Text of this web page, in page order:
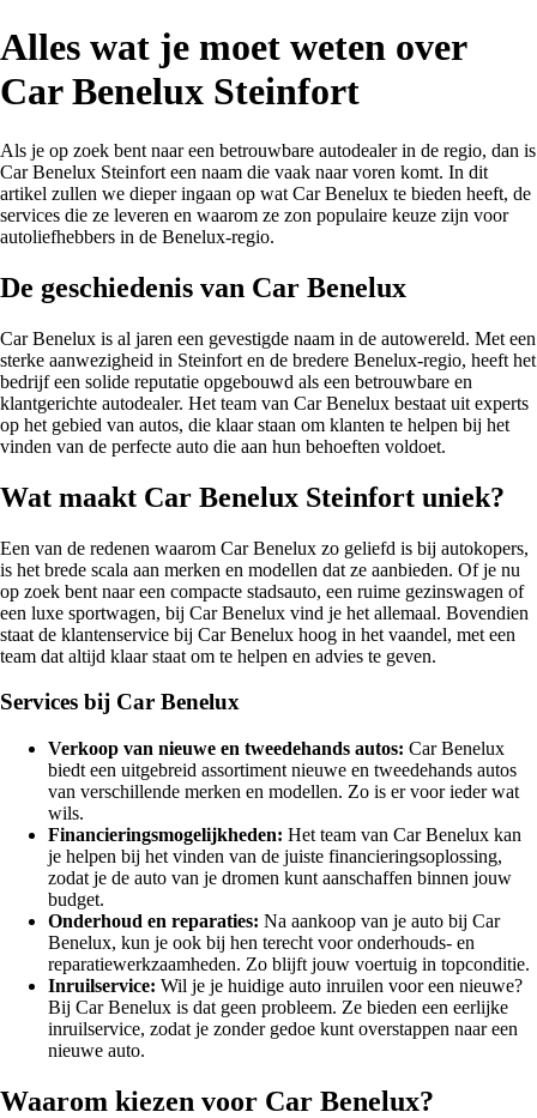
Alles wat je moet weten over
Car Benelux Steinfort
Als je op zoek bent naar een betrouwbare autodealer in de regio, dan is
Car Benelux Steinfort een naam die vaak naar voren komt. In dit
artikel zullen we dieper ingaan op wat Car Benelux te bieden heeft, de
services die ze leveren en waarom ze zon populaire keuze zijn voor
autoliefhebbers in de Benelux-regio.
De geschiedenis van Car Benelux
Car Benelux is al jaren een gevestigde naam in de autowereld. Met een
sterke aanwezigheid in Steinfort en de bredere Benelux-regio, heeft het
bedrijf een solide reputatie opgebouwd als een betrouwbare en
klantgerichte autodealer. Het team van Car Benelux bestaat uit experts
op het gebied van autos, die klaar staan om klanten te helpen bij het
vinden van de perfecte auto die aan hun behoeften voldoet.
Wat maakt Car Benelux Steinfort uniek?
Een van de redenen waarom Car Benelux zo geliefd is bij autokopers,
is het brede scala aan merken en modellen dat ze aanbieden. Of je nu
op zoek bent naar een compacte stadsauto, een ruime gezinswagen of
een luxe sportwagen, bij Car Benelux vind je het allemaal. Bovendien
staat de klantenservice bij Car Benelux hoog in het vaandel, met een
team dat altijd klaar staat om te helpen en advies te geven.
Services bij Car Benelux
Verkoop van nieuwe en tweedehands autos: Car Benelux
biedt een uitgebreid assortiment nieuwe en tweedehands autos
van verschillende merken en modellen. Zo is er voor ieder wat
wils.
Financieringsmogelijkheden: Het team van Car Benelux kan
je helpen bij het vinden van de juiste financieringsoplossing,
zodat je de auto van je dromen kunt aanschaffen binnen jouw
budget.
Onderhoud en reparaties: Na aankoop van je auto bij Car
Benelux, kun je ook bij hen terecht voor onderhouds- en
reparatiewerkzaamheden. Zo blijft jouw voertuig in topconditie.
Inruilservice: Wil je je huidige auto inruilen voor een nieuwe?
Bij Car Benelux is dat geen probleem. Ze bieden een eerlijke
inruilservice, zodat je zonder gedoe kunt overstappen naar een
nieuwe auto.
Waarom kiezen voor Car Benelux?